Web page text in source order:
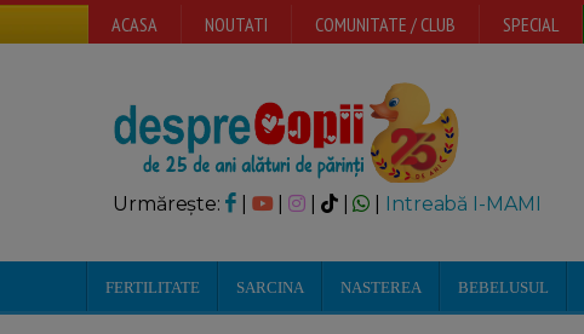
ACASA NOUTATI COMUNITATE / CLUB SPECIAL
Urmărește: | | Intreabă I-MAMI
FERTILITATE SARCINA NASTEREA BEBELUSUL